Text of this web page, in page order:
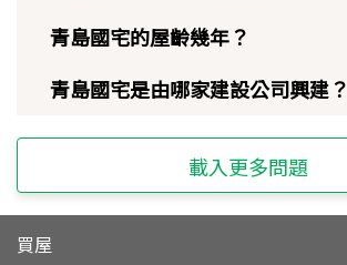
青島國宅的屋齡幾年？
青島國宅是由哪家建設公司興建？
載入更多問題
買屋